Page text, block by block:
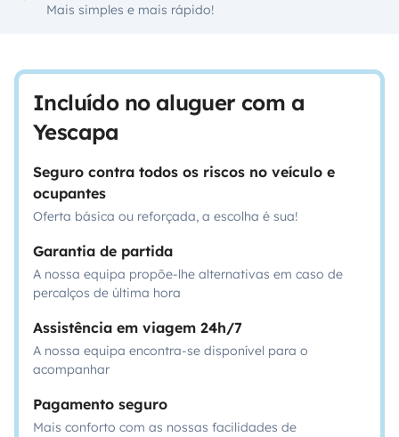
Mais simples e mais rápido!
Incluído no aluguer com a
Yescapa
Seguro contra todos os riscos no veículo e
ocupantes
Oferta básica ou reforçada, a escolha é sua!
Garantia de partida
A nossa equipa propõe-lhe alternativas em caso de
percalços de última hora
Assistência em viagem 24h/7
A nossa equipa encontra-se disponível para o
acompanhar
Pagamento seguro
Mais conforto com as nossas facilidades de